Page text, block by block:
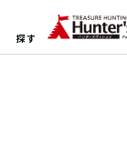
探す